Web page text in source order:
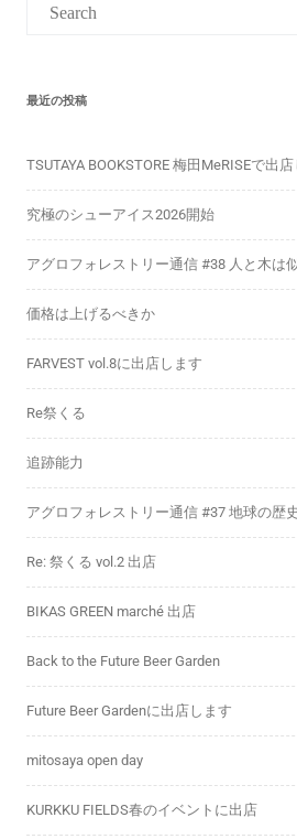
for:
最近の投稿
TSUTAYA BOOKSTORE 梅田MeRISEで出
究極のシューアイス2026開始
アグロフォレストリー通信 #38 人と木は
価格は上げるべきか
FARVEST vol.8に出店します
Re祭くる
追跡能力
アグロフォレストリー通信 #37 地球の歴史
Re: 祭くる vol.2 出店
BIKAS GREEN marché 出店
Back to the Future Beer Garden
Future Beer Gardenに出店します
mitosaya open day
KURKKU FIELDS春のイベントに出店